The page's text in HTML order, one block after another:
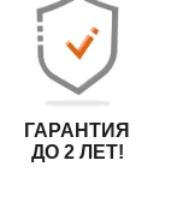
ГАРАНТИЯ
ДО 2 ЛЕТ!